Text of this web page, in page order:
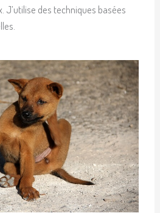
J’utilise des techniques basées